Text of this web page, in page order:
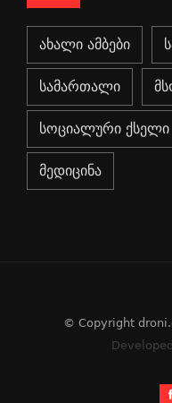
ახალი ამბები
სამართალი
სოციალური ქსელი
მედიცინა
© Copyright